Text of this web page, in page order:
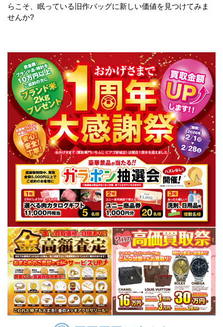
らこそ、眠っている旧作バッグに新しい価値を見つけてみま
せんか?